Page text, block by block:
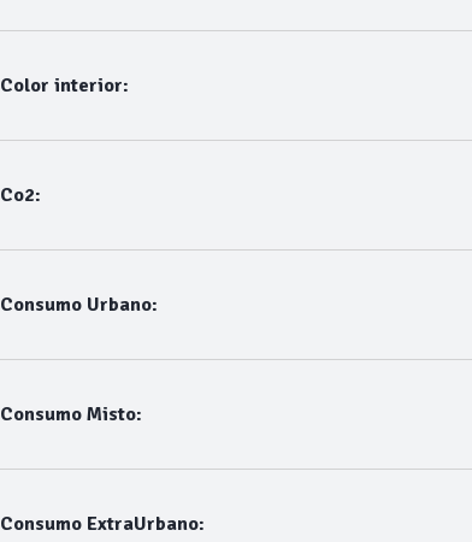
Color interior:
Co2:
Consumo Urbano:
Consumo Misto:
Consumo ExtraUrbano: